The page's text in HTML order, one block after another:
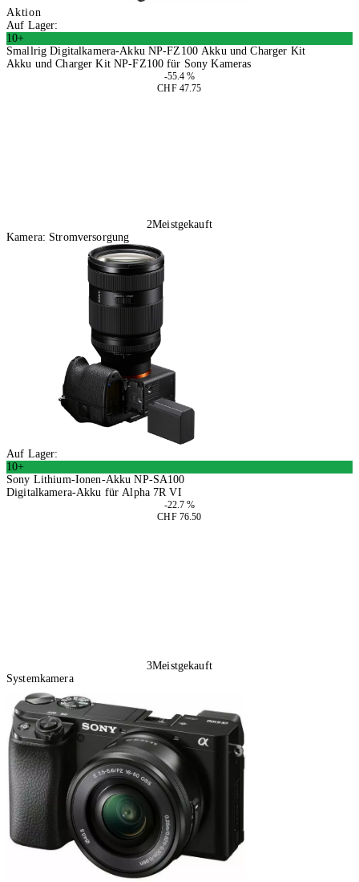
Aktion
Auf Lager:
10+
Smallrig Digitalkamera-Akku NP-FZ100 Akku und Charger Kit
Akku und Charger Kit NP-FZ100 für Sony Kameras
-55.4 %
CHF 47.75
2Meistgekauft
Kamera: Stromversorgung
Auf Lager:
10+
Sony Lithium-Ionen-Akku NP-SA100
Digitalkamera-Akku für Alpha 7R VI
-22.7 %
CHF 76.50
3Meistgekauft
Systemkamera